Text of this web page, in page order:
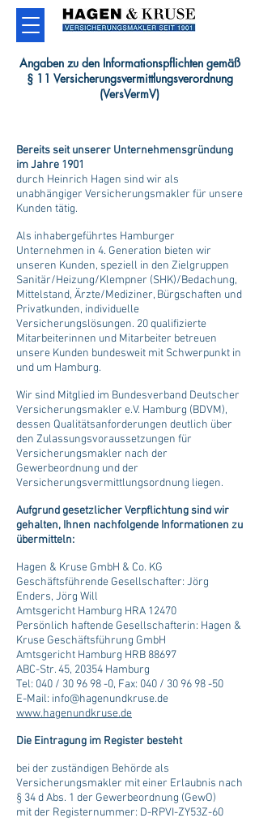
Angaben zu den Informationspflichten gemäß
§ 11 Versicherungsvermittlungsverordnung
(VersVermV)
Bereits seit unserer Unternehmensgründung
im Jahre 1901
durch Heinrich Hagen sind wir als
unabhängiger Versicherungsmakler für unsere
Kunden tätig.
Als inhabergeführtes Hamburger
Unternehmen in 4. Generation bieten wir
unseren Kunden, speziell in den Zielgruppen
Sanitär/Heizung/Klempner (SHK)/Bedachung,
Mittelstand, Ärzte/Mediziner, Bürgschaften und
Privatkunden, individuelle
Versicherungslösungen. 20 qualifizierte
Mitarbeiterinnen und Mitarbeiter betreuen
unsere Kunden bundesweit mit Schwerpunkt in
und um Hamburg.
Wir sind Mitglied im Bundesverband Deutscher
Versicherungsmakler e.V. Hamburg (BDVM),
dessen Qualitätsanforderungen deutlich über
den Zulassungsvoraussetzungen für
Versicherungsmakler nach der
Gewerbeordnung und der
Versicherungsvermittlungsordnung liegen.
Aufgrund gesetzlicher Verpflichtung sind wir
gehalten, Ihnen nachfolgende Informationen zu
übermitteln:
Hagen & Kruse GmbH & Co. KG
Geschäftsführende Gesellschafter: Jörg
Enders, Jörg Will
Amtsgericht Hamburg HRA 12470
Persönlich haftende Gesellschafterin: Hagen &
Kruse Geschäftsführung GmbH
Amtsgericht Hamburg HRB 88697
ABC-Str. 45, 20354 Hamburg
Tel: 040 / 30 96 98 -0, Fax: 040 / 30 96 98 -50
E-Mail: info@hagenundkruse.de
www.hagenundkruse.de
Die Eintragung im Register besteht
bei der zuständigen Behörde als
Versicherungsmakler mit einer Erlaubnis nach
§ 34 d Abs. 1 der Gewerbeordnung (GewO)
mit der Registernummer: D-RPVI-ZY53Z-60